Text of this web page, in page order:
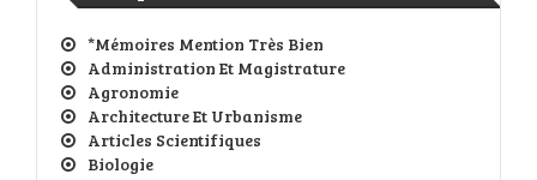
*Mémoires Mention Très Bien
Administration Et Magistrature
Agronomie
Architecture Et Urbanisme
Articles Scientifiques
Biologie